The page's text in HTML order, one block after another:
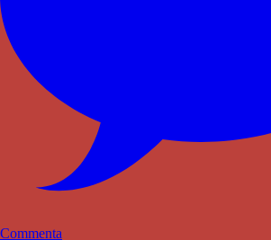
Commenta